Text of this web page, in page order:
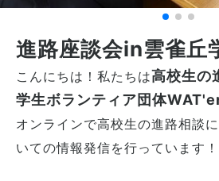
進路座談会in雲雀丘
こんにちは！私たちは高校生の
学生ボランティア団体
オンラインで高校生の進路相談
いての情報発信を行っています！